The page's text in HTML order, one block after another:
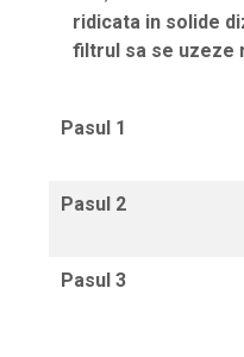
ridicata in solide
filtrul sa se uzeze
Pasul 1
Pasul 2
Pasul 3